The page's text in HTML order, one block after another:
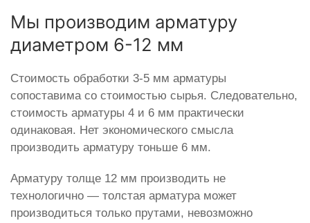
Мы производим арматуру
диаметром 6-12 мм
Стоимость обработки 3-5 мм арматуры
сопоставима со стоимостью сырья. Следовательно,
стоимость арматуры 4 и 6 мм практически
одинаковая. Нет экономического смысла
производить арматуру тоньше 6 мм.
Арматуру толще 12 мм производить не
технологично — толстая арматура может
производиться только прутами, невозможно